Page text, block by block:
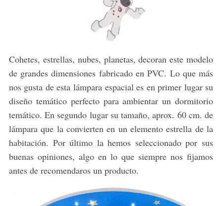
Cohetes, estrellas, nubes, planetas, decoran este modelo
de grandes dimensiones fabricado en PVC. Lo que más
nos gusta de esta lámpara espacial es en primer lugar su
diseño temático perfecto para ambientar un dormitorio
temático. En segundo lugar su tamaño, aprox. 60 cm. de
lámpara que la convierten en un elemento estrella de la
habitación. Por último la hemos seleccionado por sus
buenas opiniones, algo en lo que siempre nos fijamos
antes de recomendaros un producto.